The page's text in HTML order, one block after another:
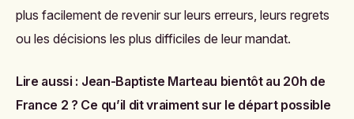
plus facilement de revenir sur leurs erreurs, leurs regrets
ou les décisions les plus difficiles de leur mandat.
Lire aussi : Jean-Baptiste Marteau bientôt au 20h de
France 2 ? Ce qu’il dit vraiment sur le départ possible